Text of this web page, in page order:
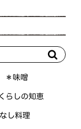
＊味噌
らしの知恵
し料理